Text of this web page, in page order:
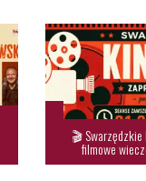
🎬
filmowe